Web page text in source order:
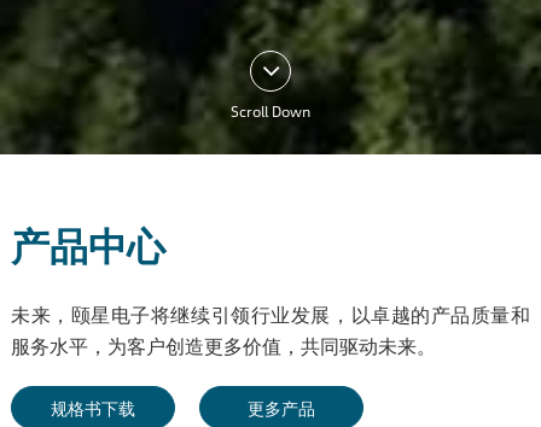
Scroll Down
产品中心
未来，颐星电子将继续引领行业发展，以卓越的产品质量和
服务水平，为客户创造更多价值，共同驱动未来。
规格书下载 更多产品